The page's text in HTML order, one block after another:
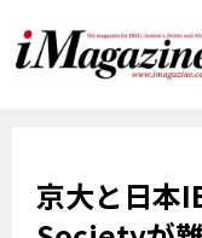
京大と日本